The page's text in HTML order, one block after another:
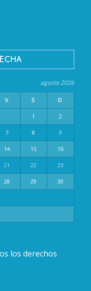
agosto 2026
V S D
1 2
7 8 9
14 15 16
21 22 23
28 29 30
los derechos